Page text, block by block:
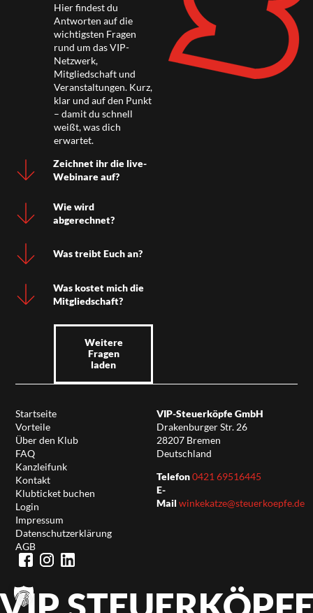
Hier findest du
Antworten auf die
wichtigsten Fragen
rund um das VIP-
Netzwerk,
Mitgliedschaft und
Veranstaltungen. Kurz,
klar und auf den Punkt
– damit du schnell
weißt, was dich
erwartet.
Zeichnet ihr die live-
Webinare auf?
Wie wird
abgerechnet?
Was treibt Euch an?
Was kostet mich die
Mitgliedschaft?
Weitere
Fragen
laden
Startseite
Vorteile
Über den Klub
FAQ
Kanzleifunk
Kontakt
Klubticket buchen
Login
Impressum
Datenschutzerklärung
AGB
VIP-Steuerköpfe GmbH
Drakenburger Str. 26
28207 Bremen
Deutschland
Telefon0421 69516445
E-
Mail winkekatze@steuerkoepfe.de